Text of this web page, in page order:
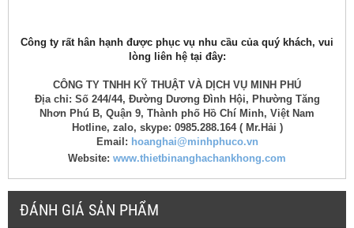
Công ty rất hân hạnh được phục vụ nhu cầu của quý khách, vui
lòng liên hệ tại đây:
CÔNG TY TNHH KỸ THUẬT VÀ DỊCH VỤ MINH PHÚ
Địa chỉ: Số 244/44, Đường Dương Đình Hội, Phường Tăng
Nhơn Phú B, Quận 9, Thành phố Hồ Chí Minh, Việt Nam
Hotline, zalo, skype: 0985.288.164 ( Mr.Hải )
Email: hoanghai@minhphuco.vn
Website: www.thietbinanghachankhong.com
ĐÁNH GIÁ SẢN PHẨM